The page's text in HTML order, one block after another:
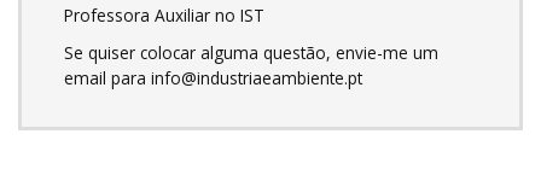
Professora Auxiliar no IST
Se quiser colocar alguma questão, envie-me um
email para info@industriaeambiente.pt